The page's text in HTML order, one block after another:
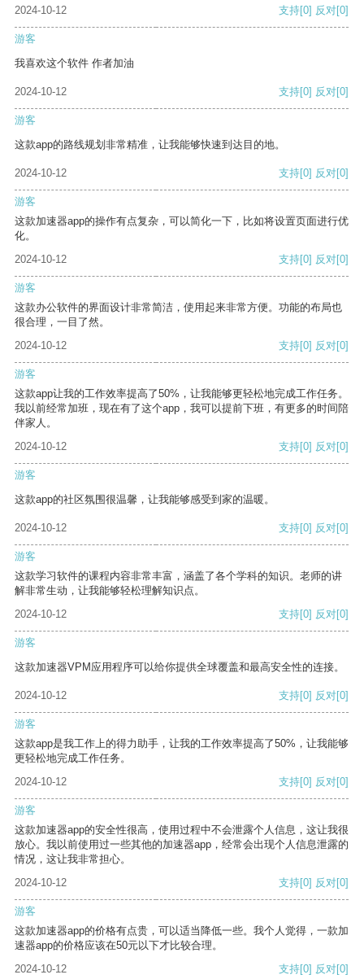
2024-10-12 支持[0] 反对[0]
游客
我喜欢这个软件 作者加油
2024-10-12 支持[0] 反对[0]
游客
这款app的路线规划非常精准，让我能够快速到达目的地。
2024-10-12 支持[0] 反对[0]
游客
这款加速器app的操作有点复杂，可以简化一下，比如将设置页面进行优
化。
2024-10-12
支持[0] 反对[0]
游客
这款办公软件的界面设计非常简洁，使用起来非常方便。功能的布局也
很合理，一目了然。
2024-10-12
支持[0] 反对[0]
游客
这款app让我的工作效率提高了50%，让我能够更轻松地完成工作任务。
我以前经常加班，现在有了这个app，我可以提前下班，有更多的时间陪
伴家人。
2024-10-12
支持[0] 反对[0]
游客
这款app的社区氛围很温馨，让我能够感受到家的温暖。
2024-10-12 支持[0] 反对[0]
游客
这款学习软件的课程内容非常丰富，涵盖了各个学科的知识。老师的讲
解非常生动，让我能够轻松理解知识点。
2024-10-12
支持[0] 反对[0]
游客
这款加速器VPM应用程序可以给你提供全球覆盖和最高安全性的连接。
2024-10-12 支持[0] 反对[0]
游客
这款app是我工作上的得力助手，让我的工作效率提高了50%，让我能够
更轻松地完成工作任务。
2024-10-12
支持[0] 反对[0]
游客
这款加速器app的安全性很高，使用过程中不会泄露个人信息，这让我很
放心。我以前使用过一些其他的加速器app，经常会出现个人信息泄露的
情况，这让我非常担心。
2024-10-12
支持[0] 反对[0]
游客
这款加速器app的价格有点贵，可以适当降低一些。我个人觉得，一款加
速器app的价格应该在50元以下才比较合理。
2024-10-12
支持[0] 反对[0]